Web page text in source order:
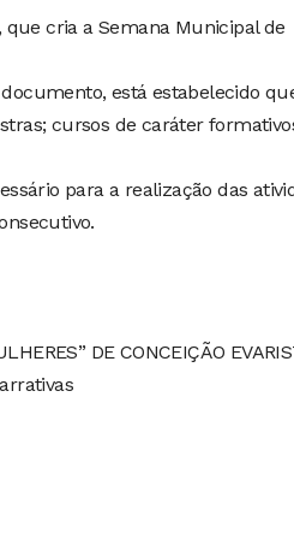
que cria a Semana Municipal de
está estabelecido
cursos de caráter
para a realização das
DE CONCEIÇÃO